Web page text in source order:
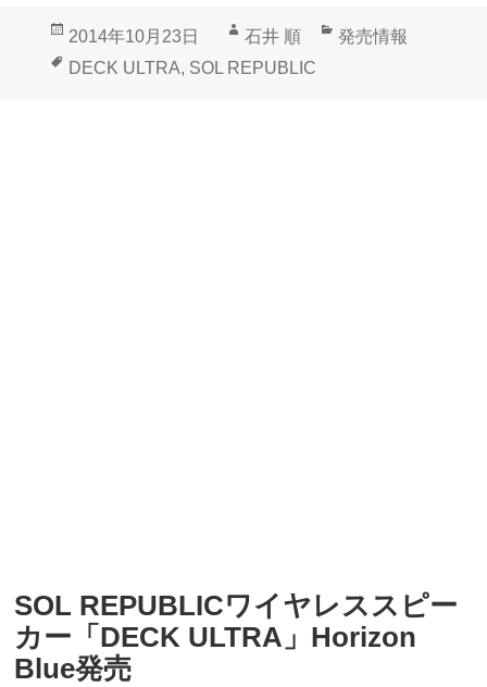
投
稿
2014年10月23日
作
成
石井 順
カ
発売情報
タ
DECK ULTRA, SOL REPUBLIC
SOL REPUBLICワイヤレススピー
カー「DECK ULTRA」Horizon
Blue発売